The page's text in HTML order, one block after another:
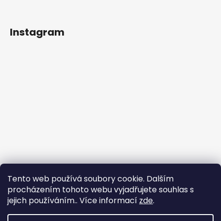
Tento web používá soubory cookie. Dalším
procházením tohoto webu vyjadřujete souhlas s
jejich používáním.. Více informací zde.
Instagram